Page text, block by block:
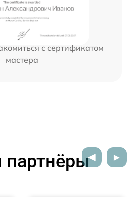
с сертификатом
мастера